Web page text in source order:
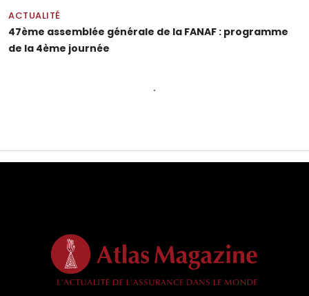
ACTUALITÉ
47ème assemblée générale de la FANAF : programme
de la 4ème journée